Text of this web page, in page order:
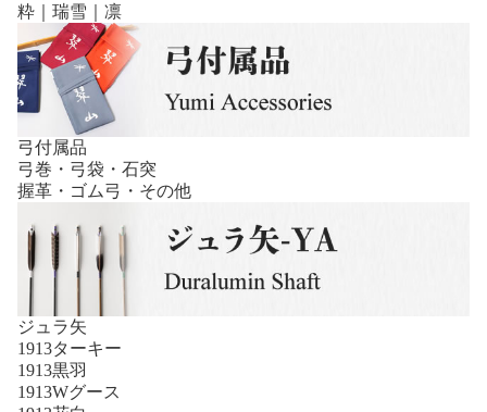
粋｜瑞雪｜凛
弓付属品
弓巻・弓袋・石突
握革・ゴム弓・その他
ジュラ矢
1913ターキー
1913黒羽
1913Wグース